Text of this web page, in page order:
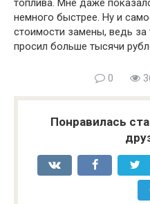
топлива. Мне даже
немного быстрее. Ну и
стоимости замены, ведь за
просил больше тысячи
0
Понравилась